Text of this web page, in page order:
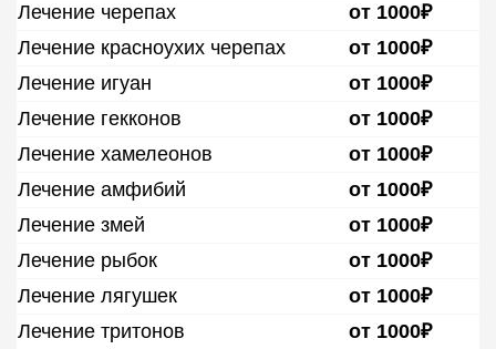
Лечение черепах
от 1000₽
Лечение красноухих черепах
от 1000₽
Лечение игуан
от 1000₽
Лечение гекконов
от 1000₽
Лечение хамелеонов
от 1000₽
Лечение амфибий
от 1000₽
Лечение змей
от 1000₽
Лечение рыбок
от 1000₽
Лечение лягушек
от 1000₽
Лечение тритонов
от 1000₽